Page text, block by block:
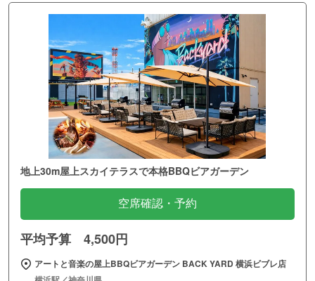
地上30m屋上スカイテラスで本格BBQビアガーデン
空席確認・予約
平均予算 4,500円
アートと音楽の屋上BBQビアガーデン BACK YARD 横浜ビブレ店